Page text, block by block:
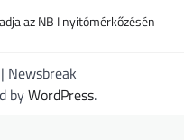
az NB I nyitómérkőzésén
| Newsbreak
byWordPress.